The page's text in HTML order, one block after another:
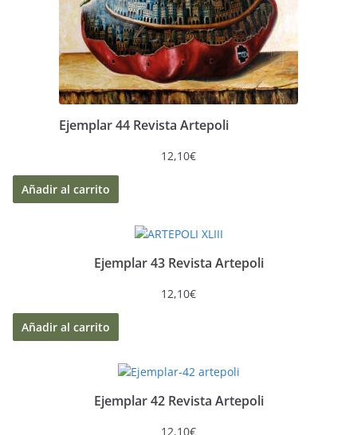
Ejemplar 44 Revista Artepoli
12,10€
Añadir al carrito
Ejemplar 43 Revista Artepoli
12,10€
Añadir al carrito
Ejemplar 42 Revista Artepoli
12,10€